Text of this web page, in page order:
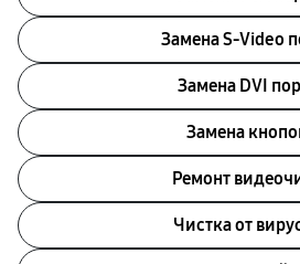
Замена S-Video
Замена DVI
Замена
Ремонт
Чистка от